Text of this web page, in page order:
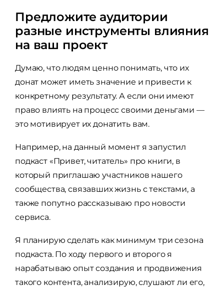
Предложите аудитории
разные инструменты влияния
на ваш проект
Думаю, что людям ценно понимать, что их
донат может иметь значение и привести к
конкретному результату. А если они имеют
право влиять на процесс своими деньгами —
это мотивирует их донатить вам.
Например, на данный момент я запустил
подкаст «Привет, читатель» про книги, в
который приглашаю участников нашего
сообщества, связавших жизнь с текстами, а
также попутно рассказываю про новости
сервиса.
Я планирую сделать как минимум три сезона
подкаста. По ходу первого и второго я
нарабатываю опыт создания и продвижения
такого контента, анализирую, слушают ли его,